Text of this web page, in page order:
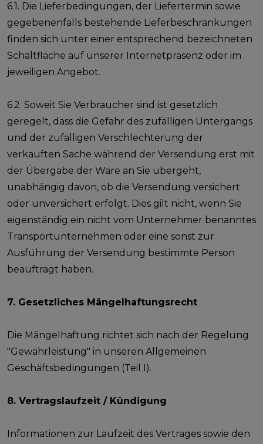
6.1. Die Lieferbedingungen, der Liefertermin sowie
gegebenenfalls bestehende Lieferbeschränkungen
finden sich unter einer entsprechend bezeichneten
Schaltfläche auf unserer Internetpräsenz oder im
jeweiligen Angebot.
6.2. Soweit Sie Verbraucher sind ist gesetzlich
geregelt, dass die Gefahr des zufälligen Untergangs
und der zufälligen Verschlechterung der
verkauften Sache während der Versendung erst mit
der Übergabe der Ware an Sie übergeht,
unabhängig davon, ob die Versendung versichert
oder unversichert erfolgt. Dies gilt nicht, wenn Sie
eigenständig ein nicht vom Unternehmer benanntes
Transportunternehmen oder eine sonst zur
Ausführung der Versendung bestimmte Person
beauftragt haben.
7. Gesetzliches Mängelhaftungsrecht
Die Mängelhaftung richtet sich nach der Regelung
"Gewährleistung" in unseren Allgemeinen
Geschäftsbedingungen (Teil I).
8. Vertragslaufzeit / Kündigung
Informationen zur Laufzeit des Vertrages sowie den